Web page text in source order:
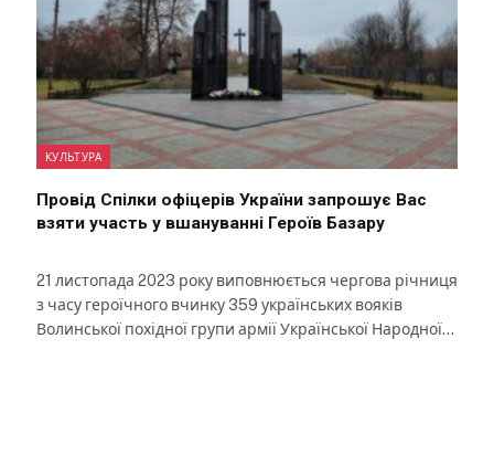
КУЛЬТУРА
Провід Спілки офіцерів України запрошує Вас
взяти участь у вшануванні Героїв Базару
21 листопада 2023 року виповнюється чергова річниця
з часу героїчного вчинку 359 українських вояків
Волинської похідної групи армії Української Народної…